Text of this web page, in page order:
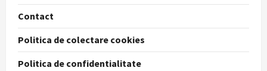
Contact
Politica de colectare cookies
Politica de confidentialitate